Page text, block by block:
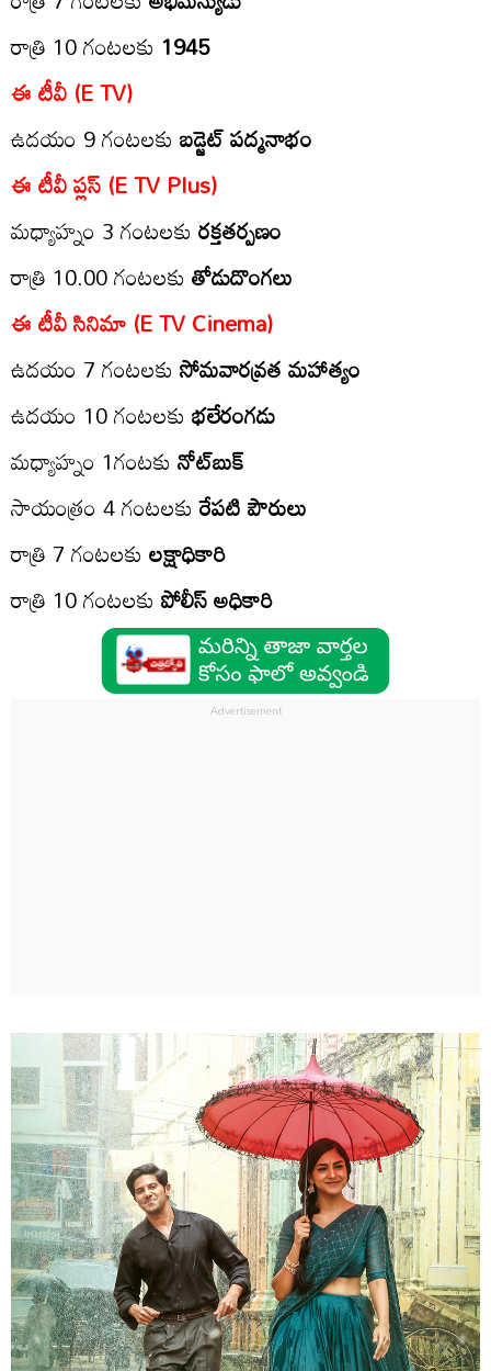
రాత్రి 10 గంట‌లకు 1945
ఈ టీవీ (E TV)
ఉద‌యం 9 గంట‌ల‌కు బడ్జెట్ పద్మనాభం
ఈ టీవీ ప్ల‌స్‌ (E TV Plus)
మధ్యాహ్నం 3 గంట‌ల‌కు రక్తతర్పణం
రాత్రి 10.00 గంట‌ల‌కు తోడుదొంగలు
ఈ టీవీ సినిమా (E TV Cinema)
ఉద‌యం 7 గంట‌ల‌కు సోమవారవ్రత మహాత్యం
ఉద‌యం 10 గంట‌ల‌కు భలేరంగడు
మ‌ధ్యాహ్నం 1గంటకు నోట్‌బుక్
సాయంత్రం 4 గంట‌లకురేపటి పౌరులు
రాత్రి 7 గంట‌ల‌కు లక్షాధికారి
రాత్రి 10 గంటలకు పోలీస్ అధికారి